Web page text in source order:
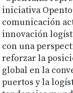
iniciativa
comunicación
innovación
con una
reforzar la
global en la
puertos y la